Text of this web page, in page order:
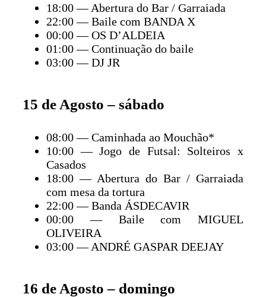
18:00 — Abertura do Bar / Garraiada
22:00 — Baile com BANDA X
00:00 — OS D’ALDEIA
01:00 — Continuação do baile
03:00 — DJ JR
15 de Agosto – sábado
08:00 — Caminhada ao Mouchão*
10:00 — Jogo de Futsal: Solteiros x
Casados
18:00 — Abertura do Bar / Garraiada
com mesa da tortura
22:00 — Banda ÁSDECAVIR
00:00 — Baile com MIGUEL
OLIVEIRA
03:00 — ANDRÉ GASPAR DEEJAY
16 de Agosto – domingo